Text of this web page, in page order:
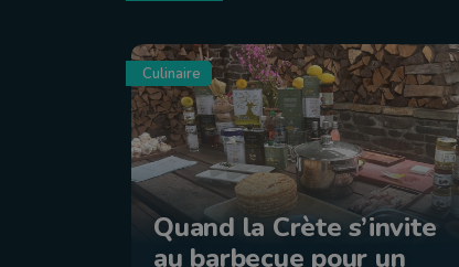
Culinaire
Quand la Crète s’invite
au barbecue pour un